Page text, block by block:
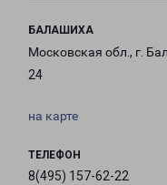
БАЛАШИХА
Московская обл., г.
24
на карте
ТЕЛЕФОН
8(495) 157-62-22